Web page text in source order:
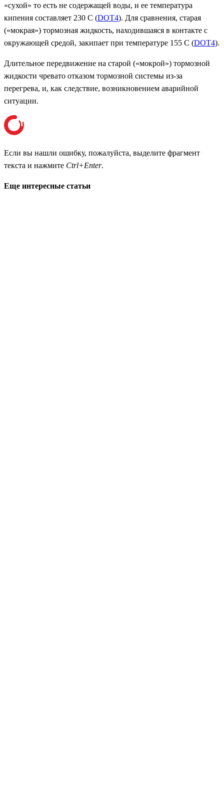
«сухой» то есть не содержащей воды, и ее температура
кипения составляет 230 С (DOT4). Для сравнения, старая
(«мокрая») тормозная жидкость, находившаяся в контакте с
окружающей средой, закипает при температуре 155 С (DOT4).
Длительное передвижение на старой («мокрой») тормозной
жидкости чревато отказом тормозной системы из-за
перегрева, и, как следствие, возникновением аварийной
ситуации.
Если вы нашли ошибку, пожалуйста, выделите фрагмент
текста и нажмите Ctrl+Enter.
Еще интересные статьи